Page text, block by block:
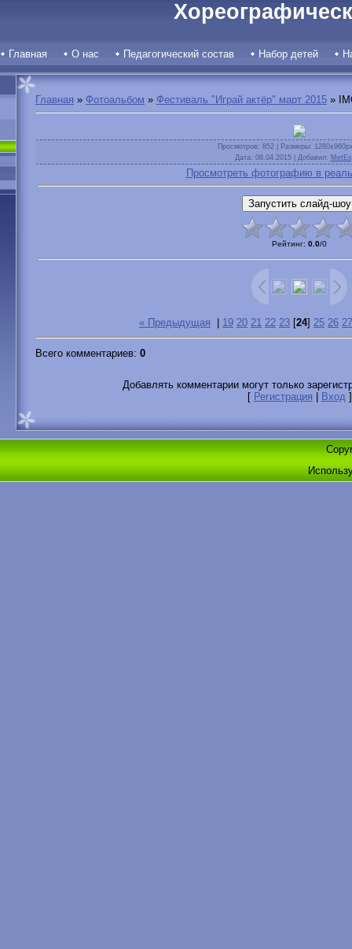
Главная О нас Педагогический состав Набор детей
Главная » Фотоальбом » Фестиваль "Играй актёр" март 2015 »
Просмотров: 852 | Размеры:
Дата: 08.04.2015 | Добавил:
Просмотреть фотографию в
Рейтинг: 0.0/0
« Предыдущая 19 20 21 22 23 [24] 25 26 27
Всего комментариев: 0
Добавлять комментарии могут только
[ Регистрация Вход]